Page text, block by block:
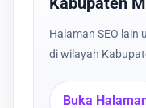
Halaman SEO lain
di wilayah
Buka